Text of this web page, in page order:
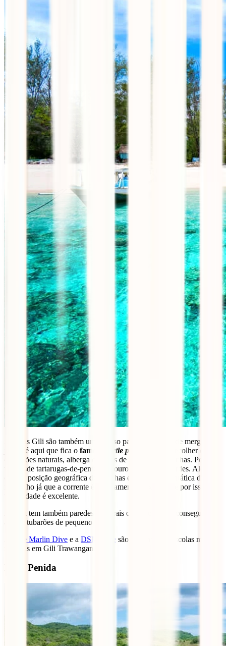
As ilhas Gili são também um paraíso para os amantes de mergulho
já que é aqui que fica o famoso turtle point
que, por recolher certas
condições naturais, alberga dezenas de tartarugas marinhas. Poderás
ver desde tartarugas-de-pente, de couro, amarelas e verdes. Além
disso a posição geográfica destas ilhas é ótima para a prática de
mergulho já que a corrente é praticamente inexistente e por isso a
visibilidade é excelente.
A zona tem também paredes de corais onde podes até conseguir ver
alguns tubarões de pequeno porte.
Blue Marlin Dive e a DSM Dive são algumas das escolas mais
famosas em Gili Trawangan.
Nusa Penida